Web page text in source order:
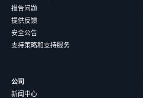
报告问题
提供反馈
安全公告
支持策略和支持服务
公司
新闻中心